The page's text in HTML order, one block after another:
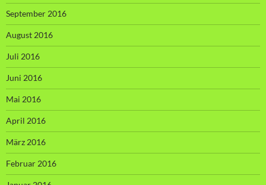
September 2016
August 2016
Juli 2016
Juni 2016
Mai 2016
April 2016
März 2016
Februar 2016